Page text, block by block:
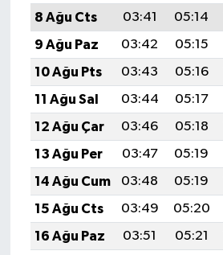
8 Ağu Cts
03:41 05:14
9 Ağu Paz
03:42 05:15
10 Ağu Pts
03:43 05:16
11 Ağu Sal
03:44 05:17
12 Ağu Çar
03:46 05:18
13 Ağu Per
03:47 05:19
14 Ağu Cum
03:48 05:19
15 Ağu Cts
03:49 05:20
16 Ağu Paz
03:51 05:21